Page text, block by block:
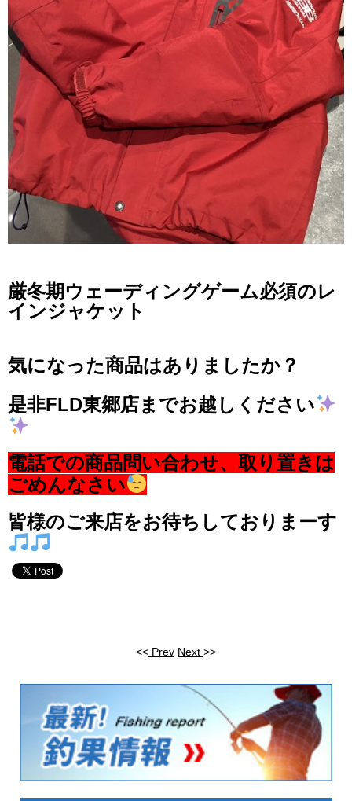
厳冬期ウェーディングゲーム必須のレ
インジャケット
気になった商品はありましたか？
是非FLD東郷店までお越しください
電話での商品問い合わせ、取り置きは
ごめんなさい
皆様のご来店をお待ちしておりまーす
<< Prev Next >>